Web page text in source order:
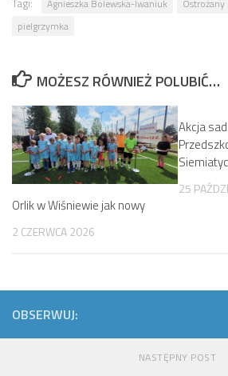
Agnieszka Bolewska-Iwaniuk Ostrożany
pielgrzymka
MOŻESZ RÓWNIEŻ POLUBIĆ…
Orlik w Wiśniewie jak nowy
2 CZERWCA 2026
Akcja
25
OBSERWUJ:
NASTĘPNY POST